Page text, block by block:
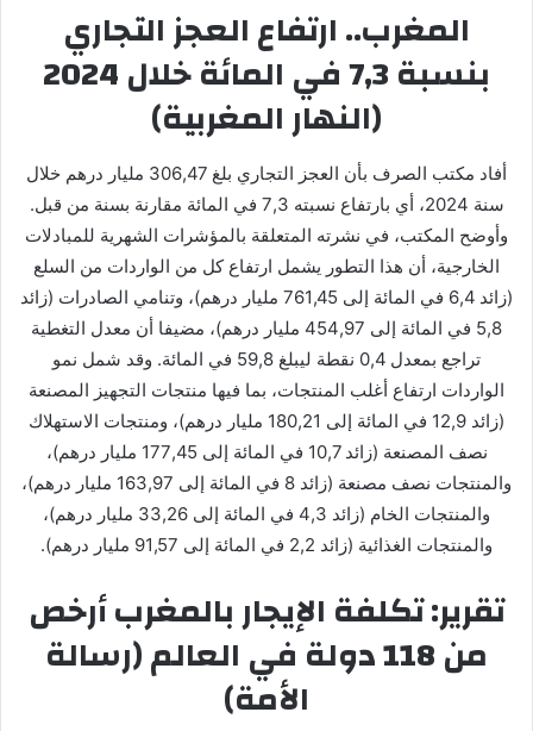
المغرب.. ارتفاع العجز التجاري
بنسبة 7,3 في المائة خلال 2024
(النهار المغربية)
أفاد مكتب الصرف بأن العجز التجاري بلغ 306,47 مليار درهم خلال
سنة 2024، أي بارتفاع نسبته 7,3 في المائة مقارنة بسنة من قبل.
وأوضح المكتب، في نشرته المتعلقة بالمؤشرات الشهرية للمبادلات
الخارجية، أن هذا التطور يشمل ارتفاع كل من الواردات من السلع
(زائد 6,4 في المائة إلى 761,45 مليار درهم)، وتنامي الصادرات (زائد
5,8 في المائة إلى 454,97 مليار درهم)، مضيفا أن معدل التغطية
تراجع بمعدل 0,4 نقطة ليبلغ 59,8 في المائة. وقد شمل نمو
الواردات ارتفاع أغلب المنتجات، بما فيها منتجات التجهيز المصنعة
(زائد 12,9 في المائة إلى 180,21 مليار درهم)، ومنتجات الاستهلاك
نصف المصنعة (زائد 10,7 في المائة إلى 177,45 مليار درهم)،
والمنتجات نصف مصنعة (زائد 8 في المائة إلى 163,97 مليار درهم)،
والمنتجات الخام (زائد 4,3 في المائة إلى 33,26 مليار درهم)،
والمنتجات الغذائية (زائد 2,2 في المائة إلى 91,57 مليار درهم).
تقرير: تكلفة الإيجار بالمغرب أرخص
من 118 دولة في العالم (رسالة
الأمة)